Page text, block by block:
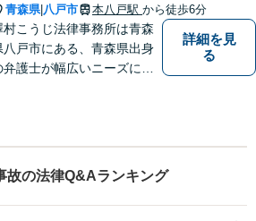
青森県| 八戸市 本八戸駅 から徒歩6分
村こうじ法律事務所は青森
八戸市にある、青森県出身
弁護士が幅広いニーズにお
詳細を見
る
故の法律Q&Aランキング